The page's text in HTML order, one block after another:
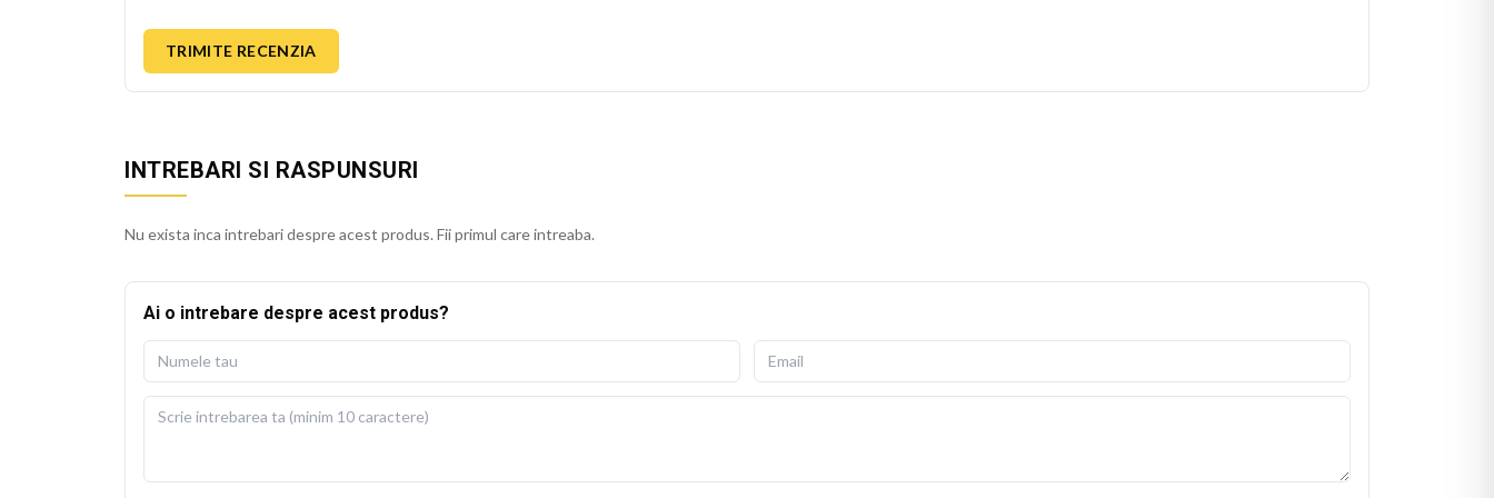
TRIMITE RECENZIA
INTREBARI SI RASPUNSURI
Nu exista inca intrebari despre acest produs. Fii primul care intreaba.
Ai o intrebare despre acest produs?